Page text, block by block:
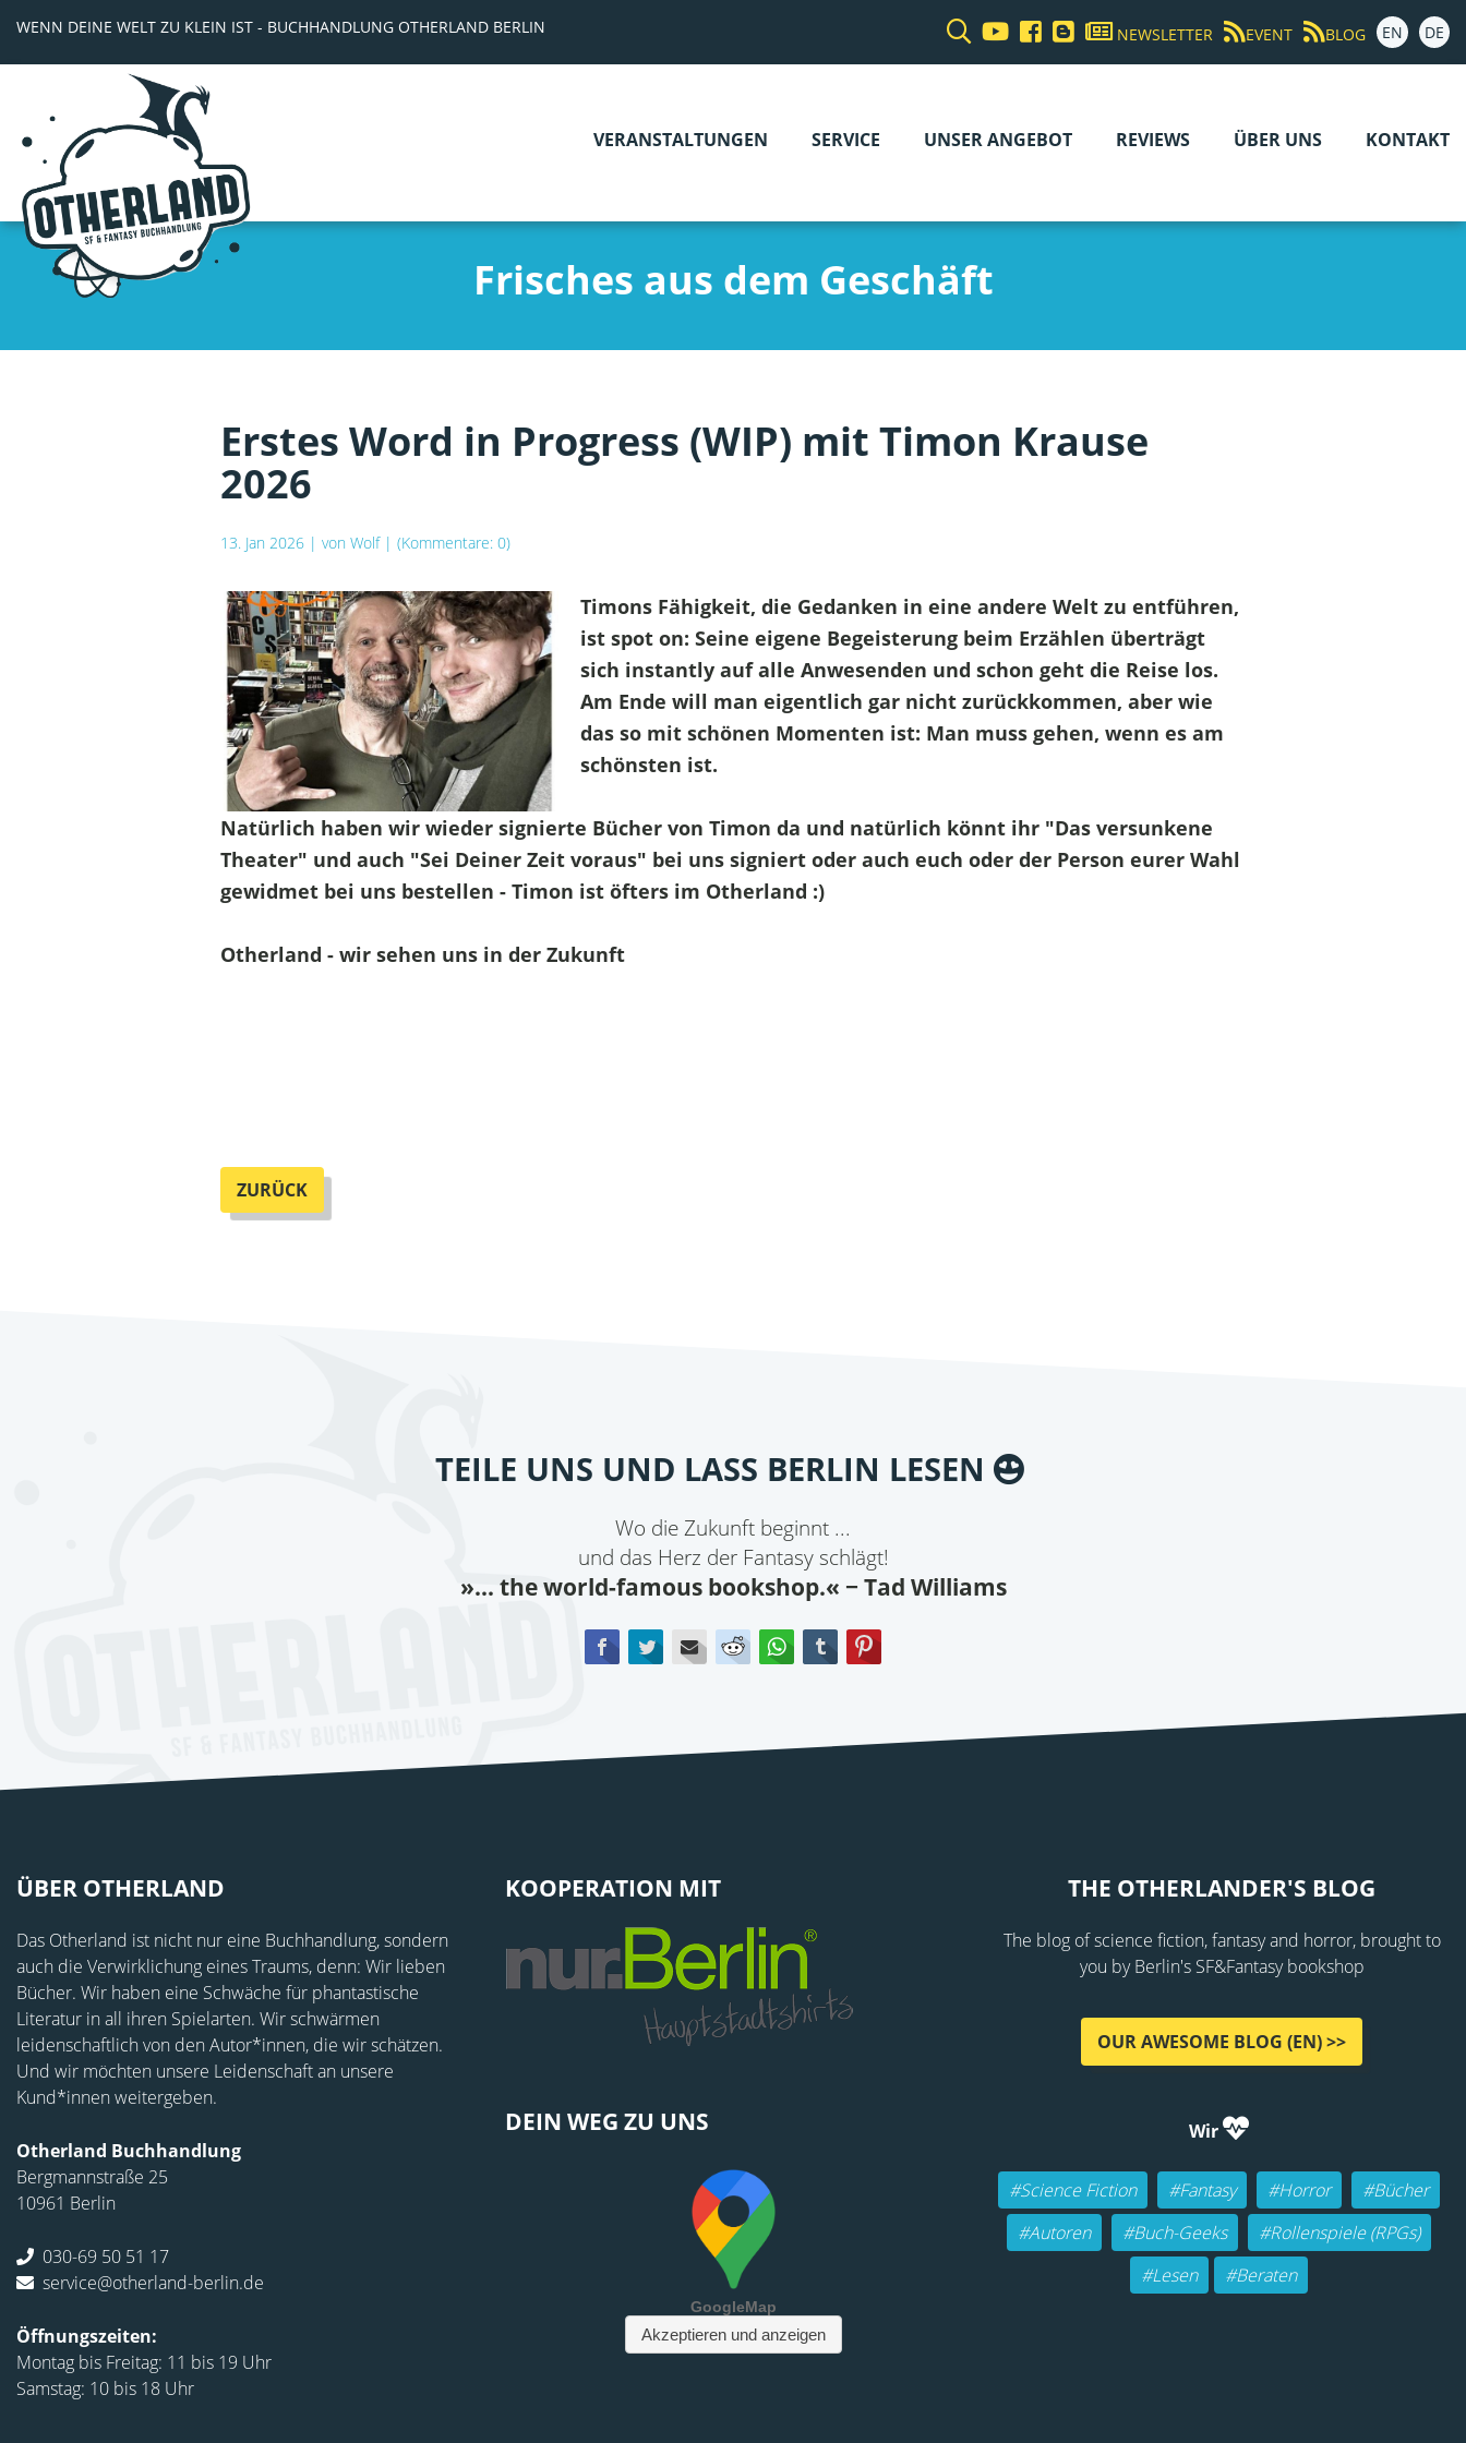
WENN DEINE WELT ZU KLEIN IST - BUCHHANDLUNG OTHERLAND BERLIN NEWSLETTER EVENT BLOG EN DE
VERANSTALTUNGEN SERVICE UNSER ANGEBOT REVIEWS ÜBER UNS KONTAKT
Frisches aus dem Geschäft
Erstes Word in Progress (WIP) mit Timon Krause
2026
13. Jan 2026 | von Wolf| (Kommentare: 0)
Timons Fähigkeit, die Gedanken in eine andere Welt zu entführen,
ist spot on: Seine eigene Begeisterung beim Erzählen überträgt
sich instantly auf alle Anwesenden und schon geht die Reise los.
Am Ende will man eigentlich gar nicht zurückkommen, aber wie
das so mit schönen Momenten ist: Man muss gehen, wenn es am
schönsten ist.
Natürlich haben wir wieder signierte Bücher von Timon da und natürlich könnt ihr "Das versunkene
Theater" und auch "Sei Deiner Zeit voraus" bei uns signiert oder auch euch oder der Person eurer Wahl
gewidmet bei uns bestellen - Timon ist öfters im Otherland :)
Otherland - wir sehen uns in der Zukunft
ZURÜCK
TEILE UNS UND LASS BERLIN LESEN
Wo die Zukunft beginnt ...
und das Herz der Fantasy schlägt!
»... the world-famous bookshop.« − Tad Williams
FacebookTwitterE-mail Reddit WhatsApp
tumblr
ÜBER OTHERLAND
Das Otherland ist nicht nur eine Buchhandlung, sondern
auch die Verwirklichung eines Traums, denn: Wir lieben
Bücher. Wir haben eine Schwäche für phantastische
Literatur in all ihren Spielarten. Wir schwärmen
leidenschaftlich von den Autor*innen, die wir schätzen.
Und wir möchten unsere Leidenschaft an unsere
Kund*innen weitergeben.
Otherland Buchhandlung
Bergmannstraße 25
10961 Berlin
030-69 50 51 17
service@otherland-berlin.de
Öffnungszeiten:
Montag bis Freitag: 11 bis 19 Uhr
Samstag: 10 bis 18 Uhr
KOOPERATION MIT
DEIN WEG ZU UNS
THE OTHERLANDER'S BLOG
The blog of science fiction, fantasy and horror, brought to
you by Berlin's SF&Fantasy bookshop
OUR AWESOME BLOG (EN) >>
Wir
#Science Fiction #Fantasy #Horror
#Bücher
#Autoren
#Buch-Geeks
#Rollenspiele (RPGs)
#Lesen
#Beraten